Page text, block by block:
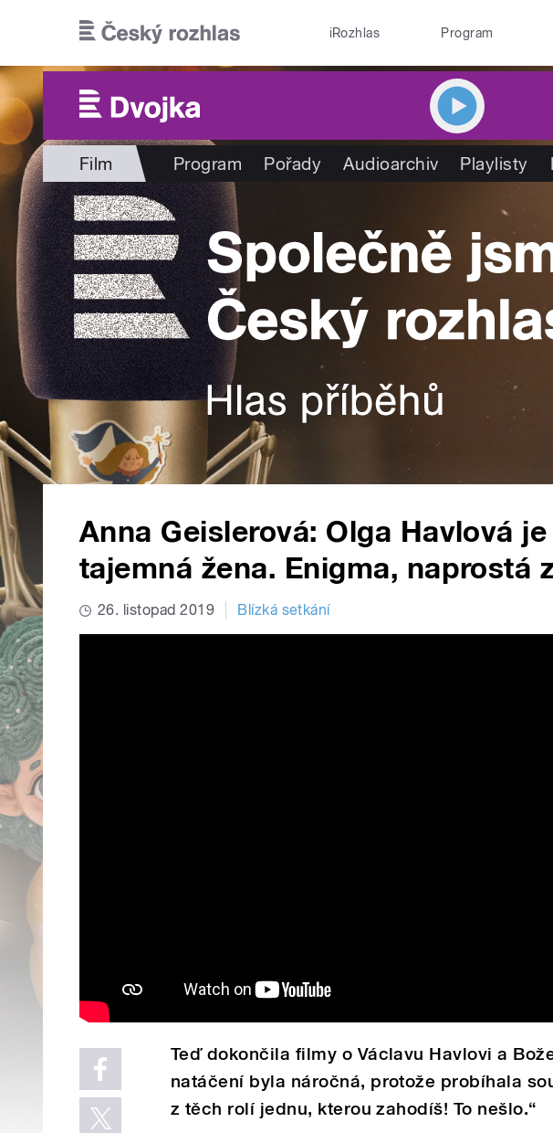
iRozhlas Program
Film Program Pořady Audioarchiv Playlisty
Anna Geislerová: Olga Havlová
tajemná žena. Enigma, naprostá
26. listopad 2019 Blízká setkání
Teď dokončila filmy o Václavu Havlovi a
natáčení byla náročná, protože probíhala
z těch rolí jednu, kterou zahodíš! To nešlo.“